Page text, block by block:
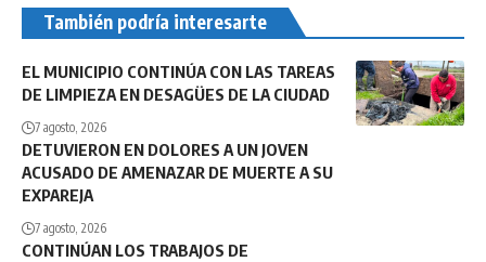
También podría interesarte
EL MUNICIPIO CONTINÚA CON LAS TAREAS
DE LIMPIEZA EN DESAGÜES DE LA CIUDAD
7 agosto, 2026
DETUVIERON EN DOLORES A UN JOVEN
ACUSADO DE AMENAZAR DE MUERTE A SU
EXPAREJA
7 agosto, 2026
CONTINÚAN LOS TRABAJOS DE